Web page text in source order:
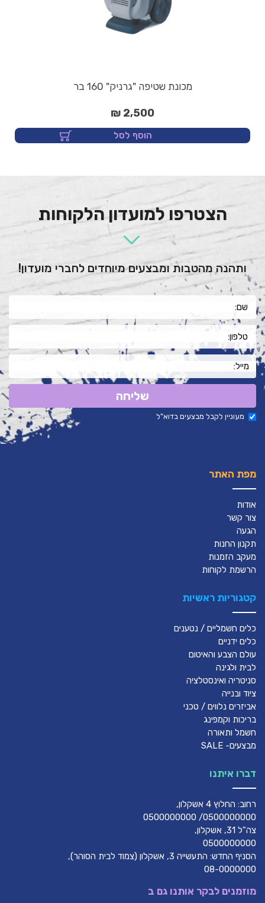
מכונת שטיפה "גרניק" 160 בר
2,500 ₪
הוסף לסל
הצטרפו למועדון הלקוחות
ותהנה מהטבות ומבצעים מיוחדים לחברי מועדון!
שליחה
מעוניין לקבל מבצעים בדוא"ל
מפת האתר
אודות
צור קשר
הגעה
תקנון החנות
מעקב הזמנות
הרשמת לקוחות
קטגוריות ראשיות
כלים חשמליים / נטענים
כלים ידניים
עולם הצבע והאיטום
לבית ולגינה
סניטריה ואינסטלציה
ציוד ובנייה
אביזרים נלווים / טכני
בריכות וקמפינג
חשמל ותאורה
מבצעים- SALE
דברו איתנו
רחוב: החלוץ 4 אשקלון,
0500000000/ 0500000000
צה"ל 31, אשקלון,
0500000000
הסניף החדש: התעשייה 3, אשקלון (צמוד לבית הסוהר),
08-0000000
מוזמנים לבקר אותנו גם ב